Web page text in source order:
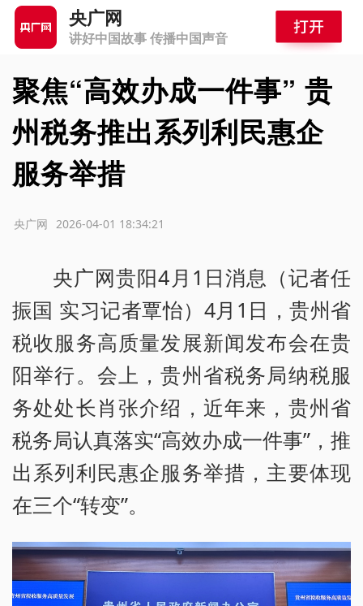
央广网
讲好中国故事 传播中国声音
聚焦“高效办成一件事” 贵
州税务推出系列利民惠企
服务举措
2026-04-01 18:34:21
央广网
央广网贵阳4月1日消息（记者任
振国 实习记者覃怡）4月1日，贵州省
税收服务高质量发展新闻发布会在贵
阳举行。会上，贵州省税务局纳税服
务处处长肖张介绍，近年来，贵州省
税务局认真落实“高效办成一件事”，推
出系列利民惠企服务举措，主要体现
在三个“转变”。